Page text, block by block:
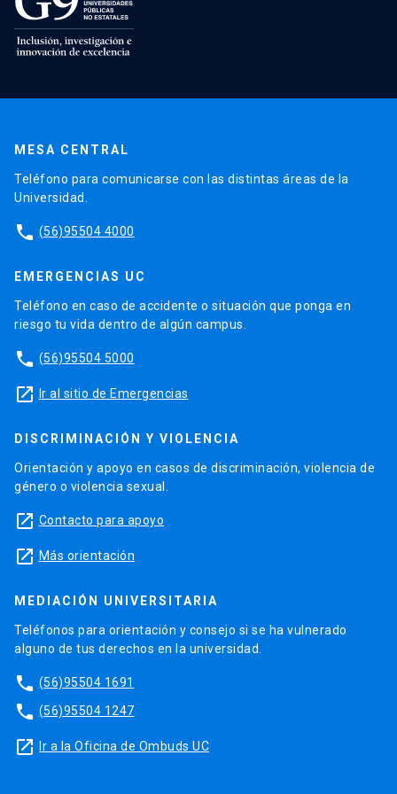
MESA CENTRAL
Teléfono para comunicarse con las distintas áreas de la
Universidad.
phone (56)95504 4000
EMERGENCIAS UC
Teléfono en caso de accidente o situación que ponga en
riesgo tu vida dentro de algún campus.
phone (56)95504 5000
launch Ir al sitio de Emergencias
DISCRIMINACIÓN Y VIOLENCIA
Orientación y apoyo en casos de discriminación, violencia de
género o violencia sexual.
launch Contacto para apoyo
launch Más orientación
MEDIACIÓN UNIVERSITARIA
Teléfonos para orientación y consejo si se ha vulnerado
alguno de tus derechos en la universidad.
phone (56)95504 1691
phone (56)95504 1247
launch Ir a la Oficina de Ombuds UC